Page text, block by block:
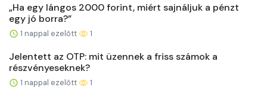
„Ha egy lángos 2000 forint, miért sajnáljuk a pénzt
egy jó borra?”
1 nappal ezelőtt 1
Jelentett az OTP: mit üzennek a friss számok a
részvényeseknek?
1 nappal ezelőtt 1